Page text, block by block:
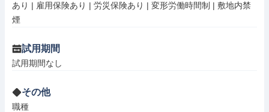
あり | 雇用保険あり | 労災保険あり | 変形労働時間制 | 敷地内禁
煙
試用期間
試用期間なし
その他
職種